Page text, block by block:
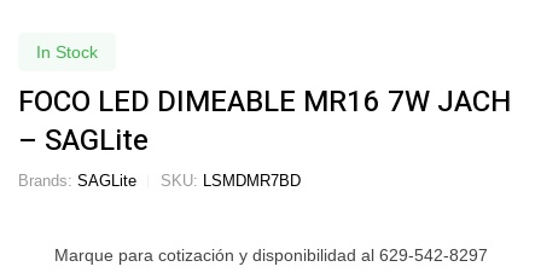
In Stock
FOCO LED DIMEABLE MR16 7W JACH
– SAGLite
Brands: SAGLite SKU: LSMDMR7BD
Marque para cotización y disponibilidad al 629-542-8297